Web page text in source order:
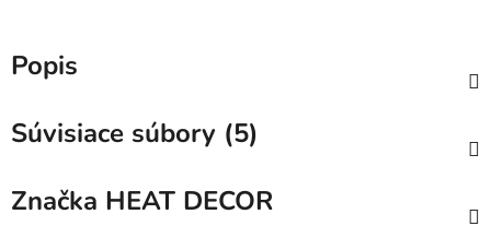
Popis
Súvisiace súbory (5)
Značka HEAT DECOR